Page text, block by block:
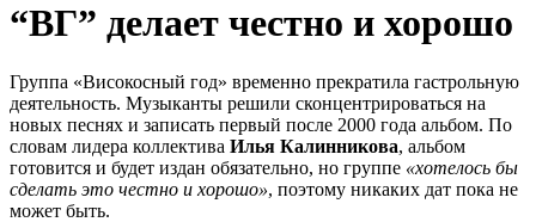
“ВГ” делает честно и хорошо
Группа «Високосный год» временно прекратила гастрольную
деятельность. Музыканты решили сконцентрироваться на
новых песнях и записать первый после 2000 года альбом. По
словам лидера коллектива Илья Калинникова, альбом
готовится и будет издан обязательно, но группе «хотелось бы
сделать это честно и хорошо», поэтому никаких дат пока не
может быть.